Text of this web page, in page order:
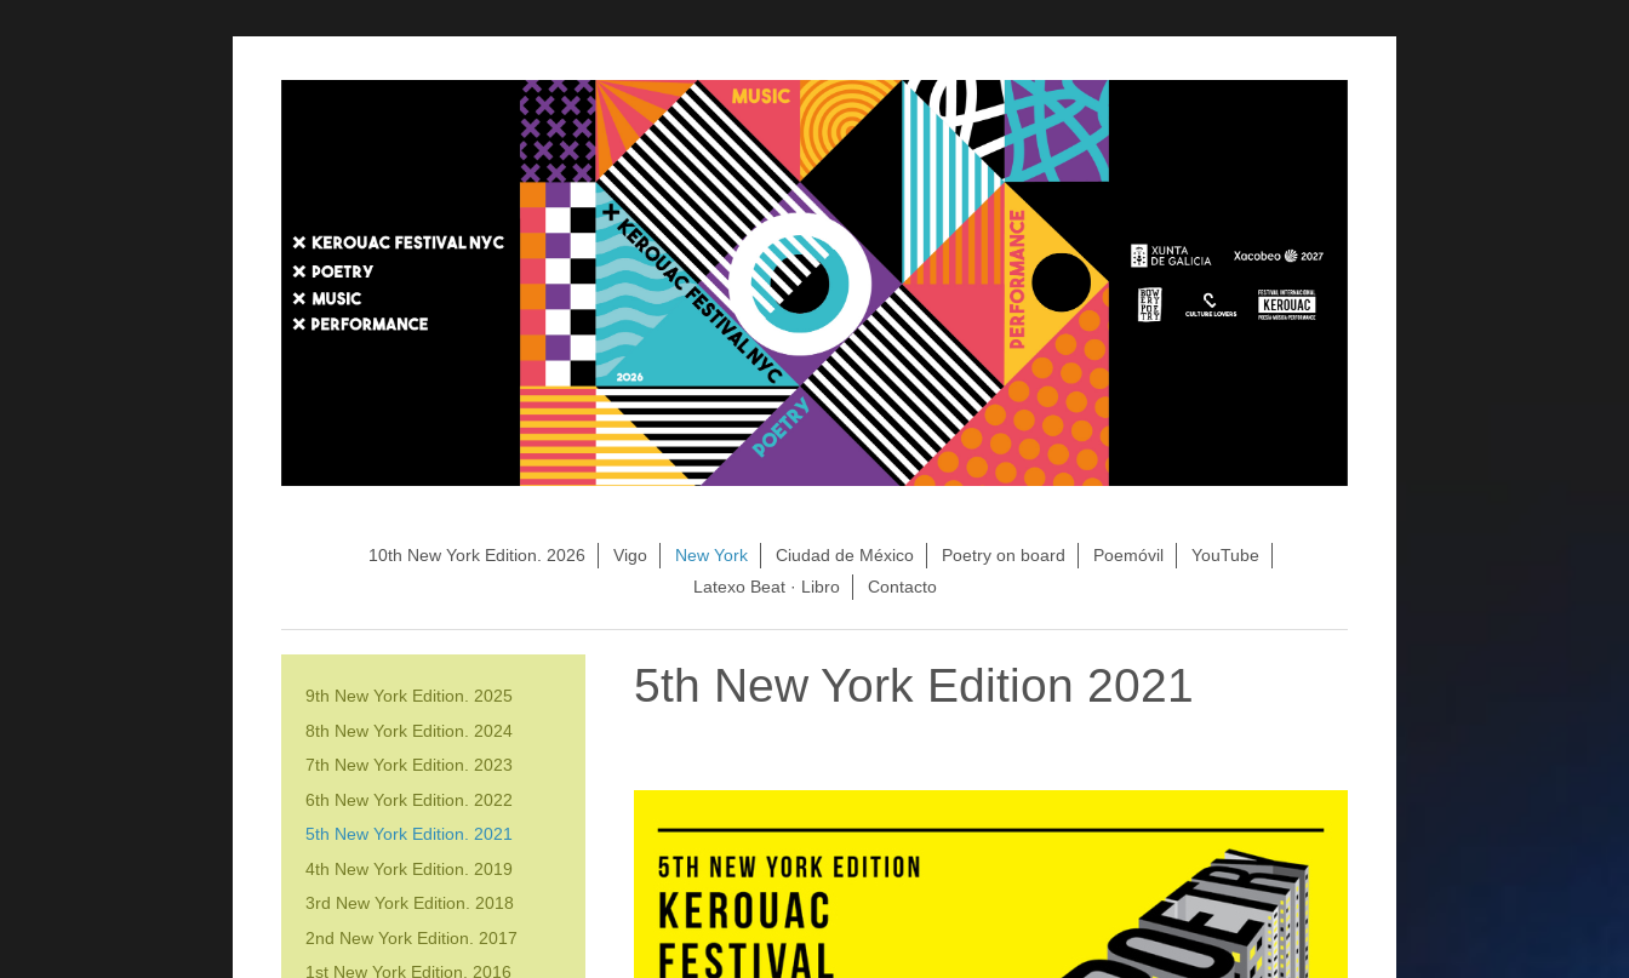
10th New York Edition. 2026 Vigo New York Ciudad de México Poetry on board Poemóvil
YouTube
Latexo Beat · Libro
Contacto
5th New York Edition 2021
9th New York Edition. 2025
8th New York Edition. 2024
7th New York Edition. 2023
6th New York Edition. 2022
5th New York Edition. 2021
4th New York Edition. 2019
3rd New York Edition. 2018
2nd New York Edition. 2017
1st New York Edition. 2016